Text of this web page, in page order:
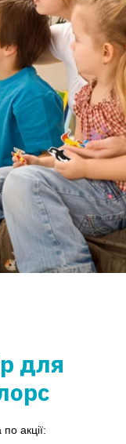
для
по акції: